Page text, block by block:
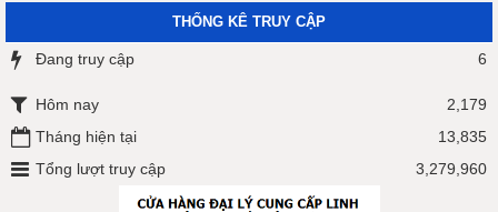
THỐNG KÊ TRUY CẬP
Đang truy cập 6
Hôm nay
2,179
Tháng hiện tại
13,835
Tổng lượt truy cập
3,279,960